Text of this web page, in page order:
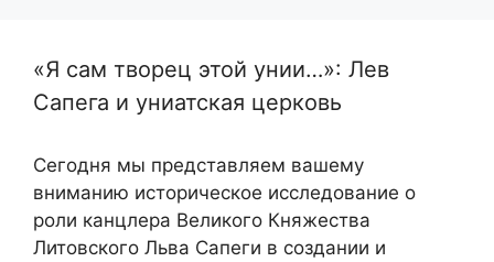
«Я сам творец этой унии…»: Лев
Сапега и униатская церковь
Сегодня мы представляем вашему
вниманию историческое исследование о
роли канцлера Великого Княжества
Литовского Льва Сапеги в создании и